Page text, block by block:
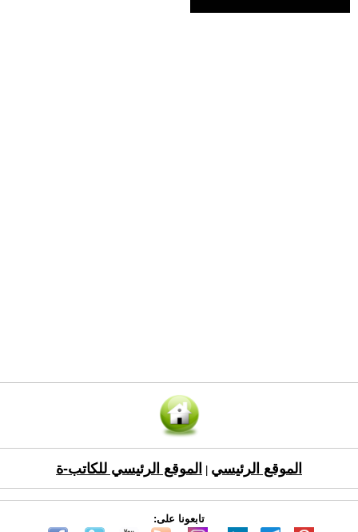
الموقع الرئيسي الموقع الرئيسي للكاتب-ة
تابعونا على: